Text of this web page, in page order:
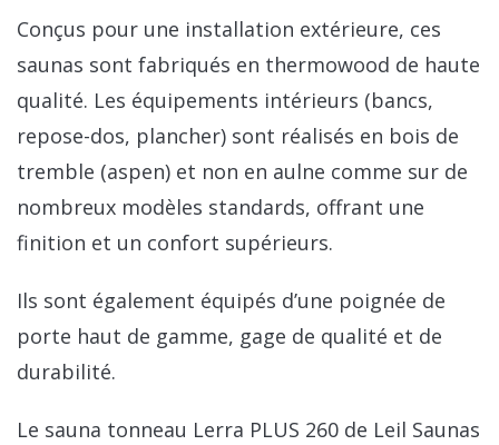
Conçus pour une installation extérieure, ces
saunas sont fabriqués en thermowood de haute
qualité. Les équipements intérieurs (bancs,
repose-dos, plancher) sont réalisés en bois de
tremble (aspen) et non en aulne comme sur de
nombreux modèles standards, offrant une
finition et un confort supérieurs.
Ils sont également équipés d’une poignée de
porte haut de gamme, gage de qualité et de
durabilité.
Le sauna tonneau Lerra PLUS 260 de Leil Saunas